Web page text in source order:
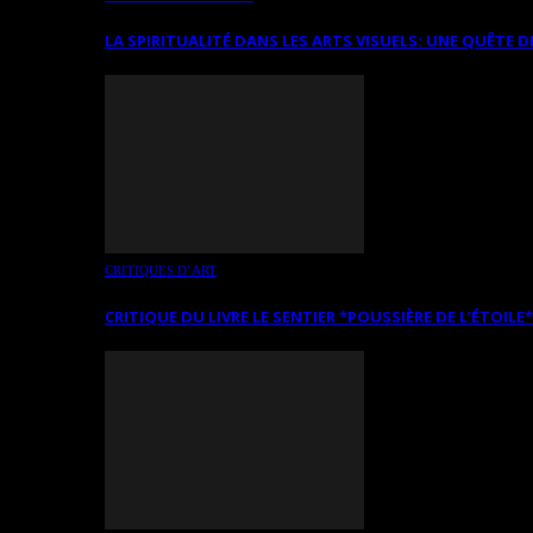
LA SPIRITUALITÉ DANS LES ARTS VISUELS: UNE QUÊTE
CRITIQUES D’ART
CRITIQUE DU LIVRE LE SENTIER *POUSSIÈRE DE L’ÉTOILE*